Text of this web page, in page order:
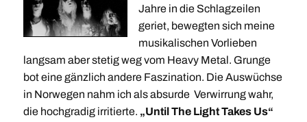
Jahre in die Schlagzeilen
geriet, bewegten sich meine
musikalischen Vorlieben
langsam aber stetig weg vom Heavy Metal. Grunge
bot eine gänzlich andere Faszination. Die Auswüchse
in Norwegen nahm ich als absurde Verwirrung wahr,
die hochgradig irritierte. „Until The Light Takes Us“